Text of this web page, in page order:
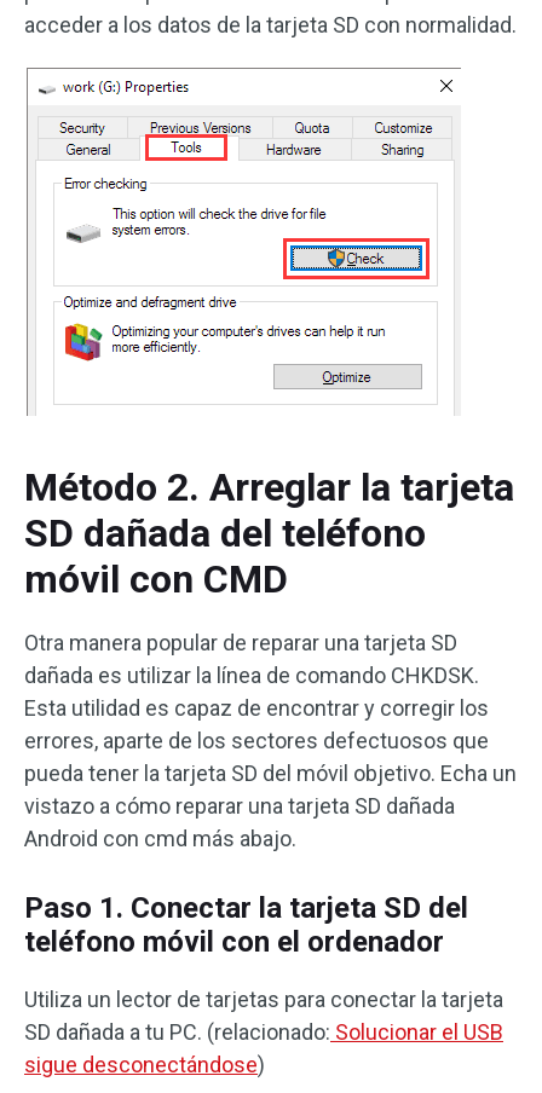
acceder a los datos de la tarjeta SD con normalidad.
Método 2. Arreglar la tarjeta
SD dañada del teléfono
móvil con CMD
Otra manera popular de reparar una tarjeta SD
dañada es utilizar la línea de comando CHKDSK.
Esta utilidad es capaz de encontrar y corregir los
errores, aparte de los sectores defectuosos que
pueda tener la tarjeta SD del móvil objetivo. Echa un
vistazo a cómo reparar una tarjeta SD dañada
Android con cmd más abajo.
Paso 1. Conectar la tarjeta SD del
teléfono móvil con el ordenador
Utiliza un lector de tarjetas para conectar la tarjeta
SD dañada a tu PC. (relacionado: Solucionar el USB
sigue desconectándose)